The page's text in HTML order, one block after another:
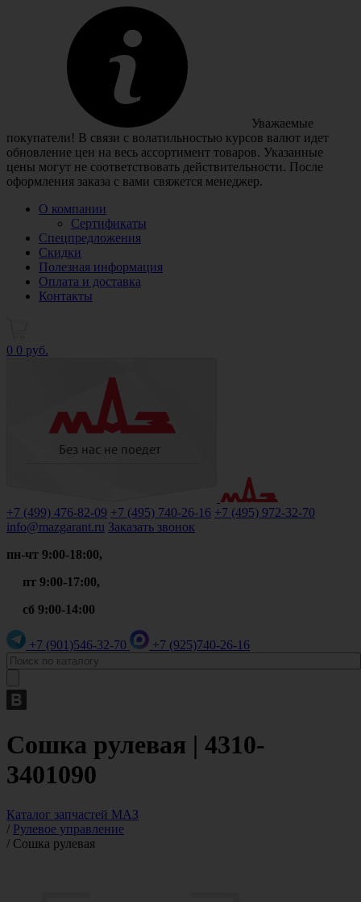
Уважаемые
покупатели! В связи с волатильностью курсов валют идет
обновление цен на весь ассортимент товаров. Указанные
цены могут не соответствовать действительности. После
оформления заказа с вами свяжется менеджер.
О компании
Сертификаты
Спецпредложения
Скидки
Полезная информация
Оплата и доставка
Контакты
0 0 руб.
+7 (499) 476-82-09 +7 (495) 740-26-16 +7 (495) 972-32-70
info@mazgarant.ru Заказать звонок
пн-чт 9:00-18:00,
пт 9:00-17:00,
сб 9:00-14:00
+7 (901)546-32-70 +7 (925)740-26-16
Сошка рулевая | 4310-
3401090
Каталог запчастей МАЗ
/ Рулевое управление
/ Сошка рулевая